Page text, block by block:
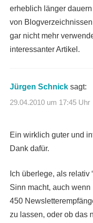
erheblich länger
von
gar nicht mehr
interessanter Artikel.
Jürgen Schnick sagt:
29.04.2010 um 17:45 Uhr
Ein wirklich guter und
Dank dafür.
Ich überlege, als relativ
Sinn macht, auch
450
zu lassen, oder ob das